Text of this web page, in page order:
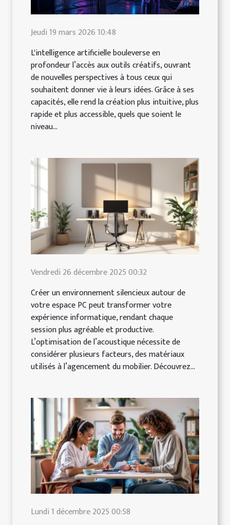
Jeudi 19 mars 2026 10:48
L'intelligence artificielle bouleverse en
profondeur l’accès aux outils créatifs, ouvrant
de nouvelles perspectives à tous ceux qui
souhaitent donner vie à leurs idées. Grâce à ses
capacités, elle rend la création plus intuitive, plus
rapide et plus accessible, quels que soient le
niveau...
Vendredi 26 décembre 2025 00:32
Créer un environnement silencieux autour de
votre espace PC peut transformer votre
expérience informatique, rendant chaque
session plus agréable et productive.
L’optimisation de l’acoustique nécessite de
considérer plusieurs facteurs, des matériaux
utilisés à l’agencement du mobilier. Découvrez...
Lundi 1 décembre 2025 00:58